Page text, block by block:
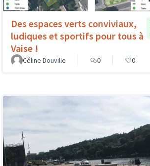
Des espaces verts conviviaux,
ludiques et sportifs pour tous à
Vaise !
Céline Douville 0 0